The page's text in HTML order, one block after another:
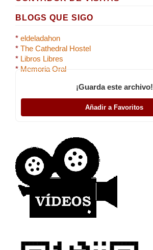
BLOGS QUE SIGO
* eldeladahon
* The Cathedral Hostel
* Libros Libres
* Memoria Oral
¡Guarda este archivo!
Añadir a Favoritos